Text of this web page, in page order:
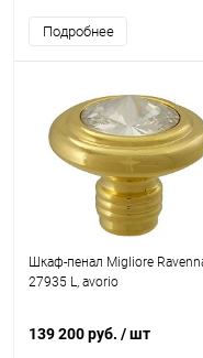
Подробнее
Шкаф-пенал Migliore
27935 L, avorio
139 200 руб. / шт